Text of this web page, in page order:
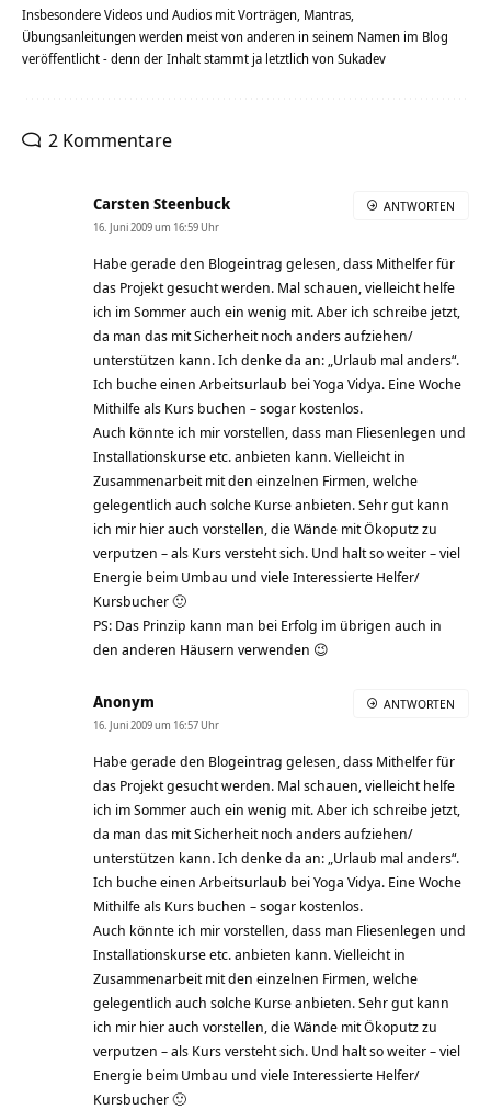
Insbesondere Videos und Audios mit Vorträgen, Mantras,
Übungsanleitungen werden meist von anderen in seinem Namen im Blog
veröffentlicht - denn der Inhalt stammt ja letztlich von Sukadev
2 Kommentare
Carsten Steenbuck
16. Juni 2009 um 16:59 Uhr
Habe gerade den Blogeintrag gelesen, dass Mithelfer für
das Projekt gesucht werden. Mal schauen, vielleicht helfe
ich im Sommer auch ein wenig mit. Aber ich schreibe jetzt,
da man das mit Sicherheit noch anders aufziehen/
unterstützen kann. Ich denke da an: „Urlaub mal anders“.
Ich buche einen Arbeitsurlaub bei Yoga Vidya. Eine Woche
Mithilfe als Kurs buchen – sogar kostenlos.
Auch könnte ich mir vorstellen, dass man Fliesenlegen und
Installationskurse etc. anbieten kann. Vielleicht in
Zusammenarbeit mit den einzelnen Firmen, welche
gelegentlich auch solche Kurse anbieten. Sehr gut kann
ich mir hier auch vorstellen, die Wände mit Ökoputz zu
verputzen – als Kurs versteht sich. Und halt so weiter – viel
Energie beim Umbau und viele Interessierte Helfer/
Kursbucher 🙂
PS: Das Prinzip kann man bei Erfolg im übrigen auch in
den anderen Häusern verwenden 😉
ANTWORTEN
Anonym
16. Juni 2009 um 16:57 Uhr
Habe gerade den Blogeintrag gelesen, dass Mithelfer für
das Projekt gesucht werden. Mal schauen, vielleicht helfe
ich im Sommer auch ein wenig mit. Aber ich schreibe jetzt,
da man das mit Sicherheit noch anders aufziehen/
unterstützen kann. Ich denke da an: „Urlaub mal anders“.
Ich buche einen Arbeitsurlaub bei Yoga Vidya. Eine Woche
Mithilfe als Kurs buchen – sogar kostenlos.
Auch könnte ich mir vorstellen, dass man Fliesenlegen und
Installationskurse etc. anbieten kann. Vielleicht in
Zusammenarbeit mit den einzelnen Firmen, welche
gelegentlich auch solche Kurse anbieten. Sehr gut kann
ich mir hier auch vorstellen, die Wände mit Ökoputz zu
verputzen – als Kurs versteht sich. Und halt so weiter – viel
Energie beim Umbau und viele Interessierte Helfer/
Kursbucher 🙂
ANTWORTEN